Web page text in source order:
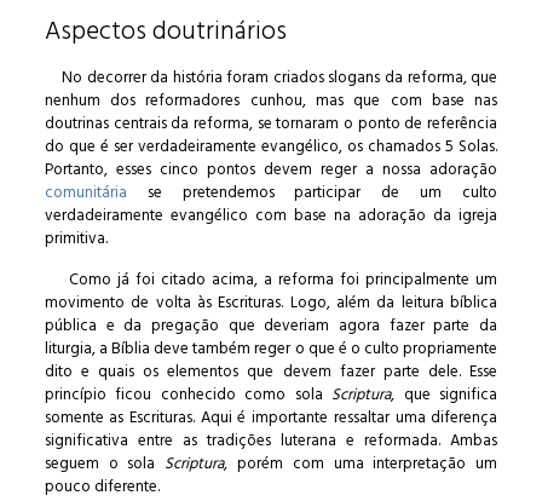
Aspectos doutrinários
No decorrer da história foram criados slogans da reforma, que
nenhum dos reformadores cunhou, mas que com base nas
doutrinas centrais da reforma, se tornaram o ponto de referência
do que é ser verdadeiramente evangélico, os chamados 5 Solas.
Portanto, esses cinco pontos devem reger a nossa adoração
comunitária se pretendemos participar de um culto
verdadeiramente evangélico com base na adoração da igreja
primitiva.
Como já foi citado acima, a reforma foi principalmente um
movimento de volta às Escrituras. Logo, além da leitura bíblica
pública e da pregação que deveriam agora fazer parte da
liturgia, a Bíblia deve também reger o que é o culto propriamente
dito e quais os elementos que devem fazer parte dele. Esse
princípio ficou conhecido como sola Scriptura, que significa
somente as Escrituras. Aqui é importante ressaltar uma diferença
significativa entre as tradições luterana e reformada. Ambas
seguem o sola Scriptura, porém com uma interpretação um
pouco diferente.